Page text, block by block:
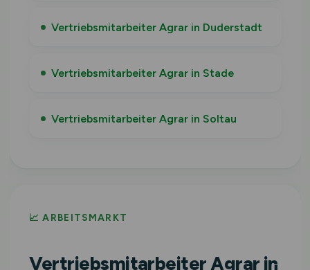
Vertriebsmitarbeiter Agrar in Duderstadt
Vertriebsmitarbeiter Agrar in Stade
Vertriebsmitarbeiter Agrar in Soltau
📈 ARBEITSMARKT
Vertriebsmitarbeiter Agrar in